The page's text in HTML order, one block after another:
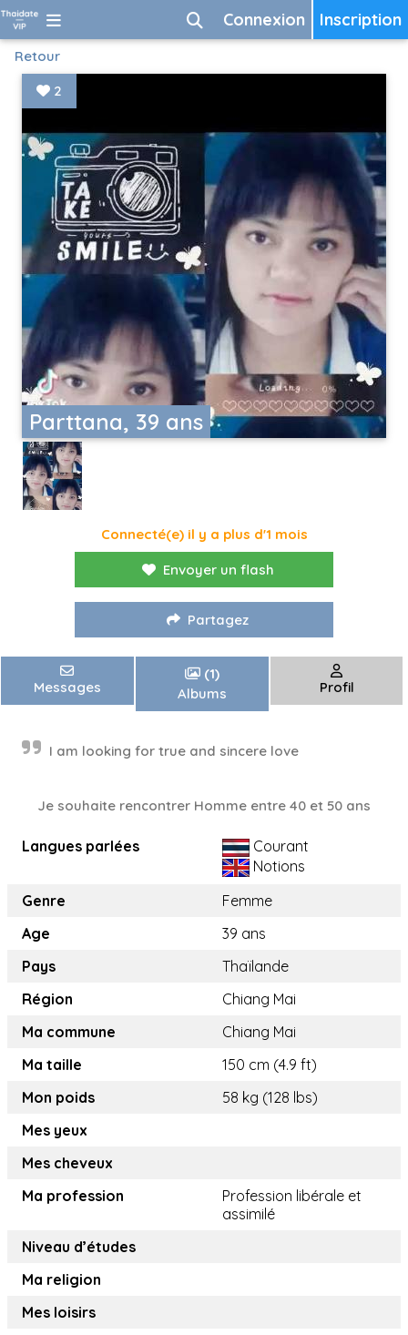
Inscription
Connexion
Retour
Parttana, 39 ans
2
Connecté(e) il y a plus d'1 mois
Envoyer un flash
Partagez
Messages
(1)
Albums
Profil
I am looking for true and sincere love
Je souhaite rencontrer Homme entre 40 et 50 ans
Langues parlées
Courant
Notions
Genre
Femme
Age
39 ans
Pays
Thaïlande
Région
Chiang Mai
Ma commune
Chiang Mai
Ma taille
150 cm (4.9 ft)
Mon poids
58 kg (128 lbs)
Mes yeux
Mes cheveux
Ma profession
Profession libérale et
assimilé
Niveau d’études
Ma religion
Mes loisirs